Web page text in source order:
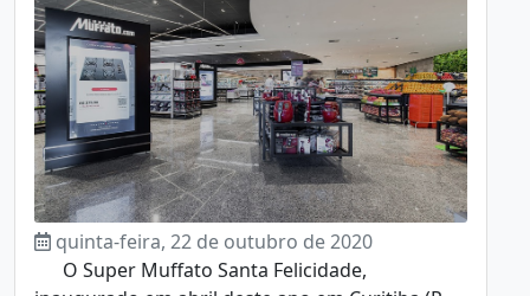
quinta-feira, 22 de outubro de 2020
O Super Muffato Santa Felicidade,